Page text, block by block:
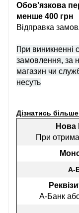
Обов'язкова
менше 400 грн
Відправка
При виникненні
замовлення, за
магазин чи
несуть
Дізнатись
Нова
При
А-
А-Банк